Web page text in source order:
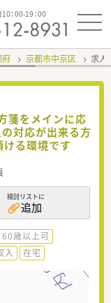
：00-19：00
府 京都市中京区 求人
箋をメインに応
対応が出来る方
ける環境です
検討リストに
追加
60歳以上可
入 在宅